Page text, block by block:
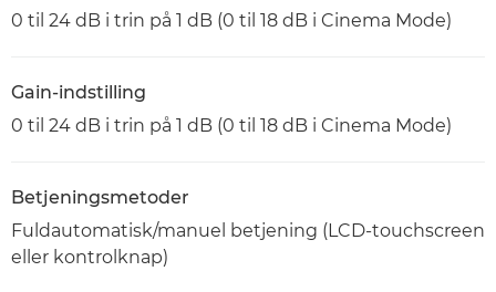
0 til 24 dB i trin på 1 dB (0 til 18 dB i Cinema Mode)
Gain-indstilling
0 til 24 dB i trin på 1 dB (0 til 18 dB i Cinema Mode)
Betjeningsmetoder
Fuldautomatisk/manuel betjening (LCD-touchscreen
eller kontrolknap)